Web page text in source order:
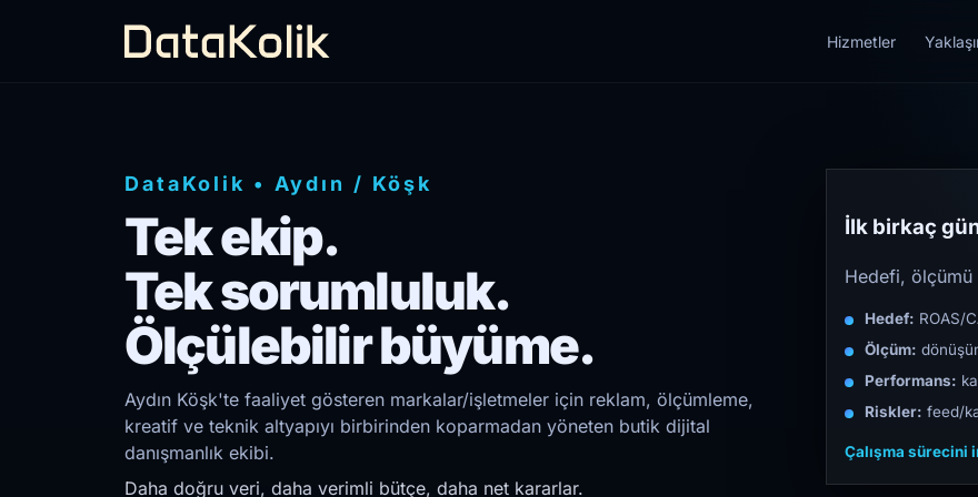
Hizmetler
DataKolik • Aydın / Köşk
Tek ekip.
Tek sorumluluk.
Ölçülebilir büyüme.
Aydın Köşk'te faaliyet gösteren markalar/işletmeler için reklam, ölçümleme,
kreatif ve teknik altyapıyı birbirinden koparmadan yöneten butik dijital
danışmanlık ekibi.
Daha doğru veri, daha verimli bütçe, daha net kararlar.
İlk birkaç
Hedefi, ölçümü
Hedef: ROAS/
Ölçüm:
Performans:
Riskler: feed/
Çalışma sürecini